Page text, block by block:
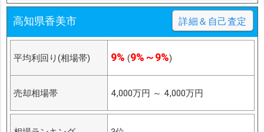
高知県香美市 詳細＆自己査定
平均利回り(相場帯) 9% (9%～9%)
売却相場帯 4,000万円 ～ 4,000万円